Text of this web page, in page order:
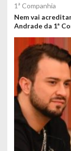
1ª Companhia
Nem vai
Andrade da 1ª